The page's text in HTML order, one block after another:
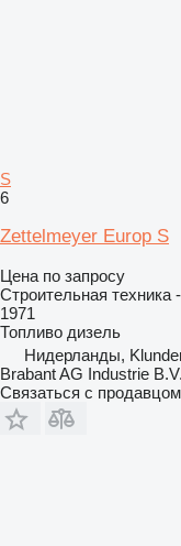
S
6
Zettelmeyer Europ S
Цена по запросу
Строительная техника
1971
Топливо дизель
Нидерланды,
Brabant AG Industrie B.V.
Связаться с продавцом